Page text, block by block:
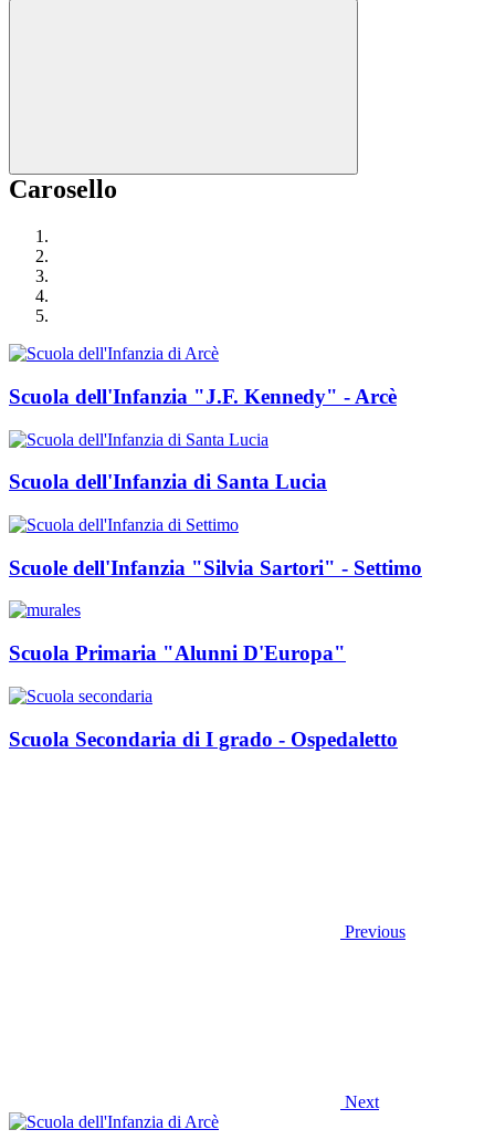
Carosello
Scuola dell'Infanzia "J.F. Kennedy" - Arcè
Scuola dell'Infanzia di Santa Lucia
Scuole dell'Infanzia "Silvia Sartori" - Settimo
Scuola Primaria "Alunni D'Europa"
Scuola Secondaria di I grado - Ospedaletto
Previous
Next